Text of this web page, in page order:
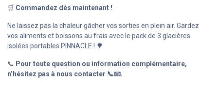
🛒 Commandez dès maintenant !
Ne laissez pas la chaleur gâcher vos sorties en plein air. Gardez
vos aliments et boissons au frais avec le pack de 3 glacières
isolées portables PINNACLE ! 🌳
📞 Pour toute question ou information complémentaire,
n’hésitez pas à nous contacter 📞📧.